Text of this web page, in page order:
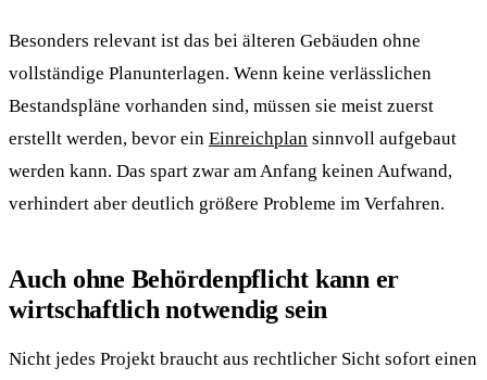
Besonders relevant ist das bei älteren Gebäuden ohne
vollständige Planunterlagen. Wenn keine verlässlichen
Bestandspläne vorhanden sind, müssen sie meist zuerst
erstellt werden, bevor ein Einreichplan sinnvoll aufgebaut
werden kann. Das spart zwar am Anfang keinen Aufwand,
verhindert aber deutlich größere Probleme im Verfahren.
Auch ohne Behördenpflicht kann er
wirtschaftlich notwendig sein
Nicht jedes Projekt braucht aus rechtlicher Sicht sofort einen